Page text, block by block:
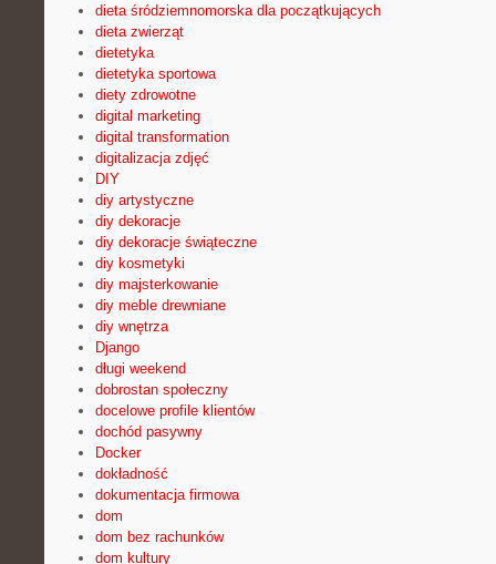
dieta śródziemnomorska dla początkujących
dieta zwierząt
dietetyka
dietetyka sportowa
diety zdrowotne
digital marketing
digital transformation
digitalizacja zdjęć
DIY
diy artystyczne
diy dekoracje
diy dekoracje świąteczne
diy kosmetyki
diy majsterkowanie
diy meble drewniane
diy wnętrza
Django
długi weekend
dobrostan społeczny
docelowe profile klientów
dochód pasywny
Docker
dokładność
dokumentacja firmowa
dom
dom bez rachunków
dom kultury